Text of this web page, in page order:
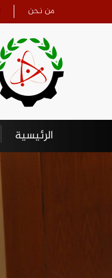
تجاوز إلى المحتوى الرئيسيمن نحن
الرئيسية